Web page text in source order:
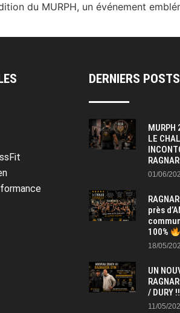
du MURPH, un événement
DERNIERS POSTS
MURPH
LE
01/06/
près
100%
18/05/
UN
/ DURY !!
11/05/